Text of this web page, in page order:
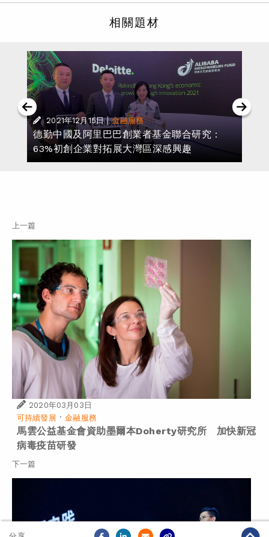
相關題材
2021年12月15日 | 金融服務
德勤中國及阿里巴巴創業者基金聯合研究：
63%初創企業對拓展大灣區深感興趣
上一篇
2020年03月03日
可持續發展 ·金融服務
馬雲公益基金會資助墨爾本Doherty研究所 加快新冠
病毒疫苗研發
下一篇